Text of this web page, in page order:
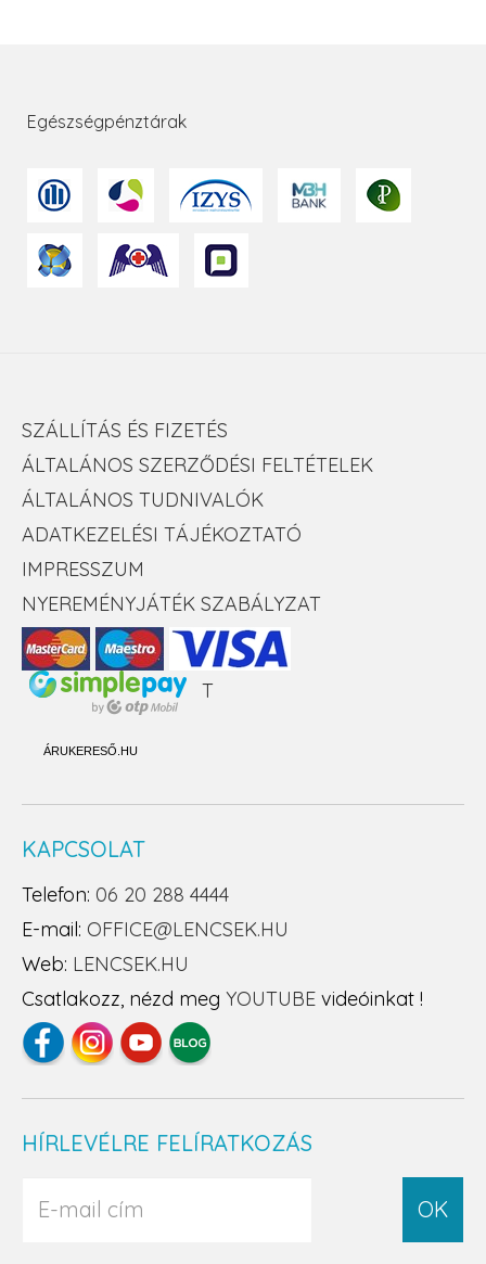
Egészségpénztárak
SZÁLLÍTÁS ÉS FIZETÉS
ÁLTALÁNOS SZERZŐDÉSI FELTÉTELEK
ÁLTALÁNOS TUDNIVALÓK
ADATKEZELÉSI TÁJÉKOZTATÓ
IMPRESSZUM
NYEREMÉNYJÁTÉK SZABÁLYZAT
T
ÁRUKERESŐ.HU
KAPCSOLAT
Telefon: 06 20 288 4444
E-mail: OFFICE@LENCSEK.HU
Web: LENCSEK.HU
Csatlakozz, nézd meg YOUTUBE videóinkat !
HÍRLEVÉLRE FELÍRATKOZÁS
OK